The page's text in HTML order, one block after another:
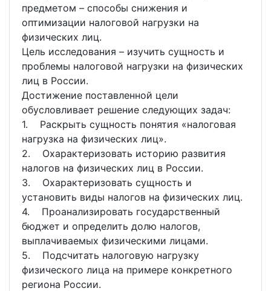
предметом – способы снижения и
оптимизации налоговой нагрузки на
физических лиц.
Цель исследования – изучить сущность и
проблемы налоговой нагрузки на физических
лиц в России.
Достижение поставленной цели
обусловливает решение следующих задач:
1. Раскрыть сущность понятия «налоговая
нагрузка на физических лиц».
2. Охарактеризовать историю развития
налогов на физических лиц в России.
3. Охарактеризовать сущность и
установить виды налогов на физических лиц.
4. Проанализировать государственный
бюджет и определить долю налогов,
выплачиваемых физическими лицами.
5. Подсчитать налоговую нагрузку
физического лица на примере конкретного
региона России.